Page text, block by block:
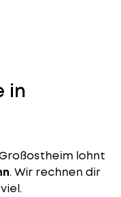
in
lohnt
. Wir rechnen dir